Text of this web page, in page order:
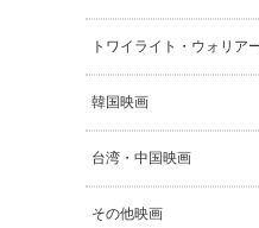
トワイライト・ウォリア
韓国映画
台湾・中国映画
その他映画